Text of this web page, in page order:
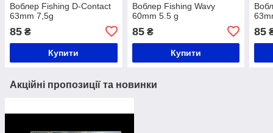
Воблер Fishing D-Contact
63mm 7,5g
85 ₴
Купити
Воблер Fishing Wavy
60mm 5.5 g
85₴
Купити
85
Акційні пропозиції та новинки